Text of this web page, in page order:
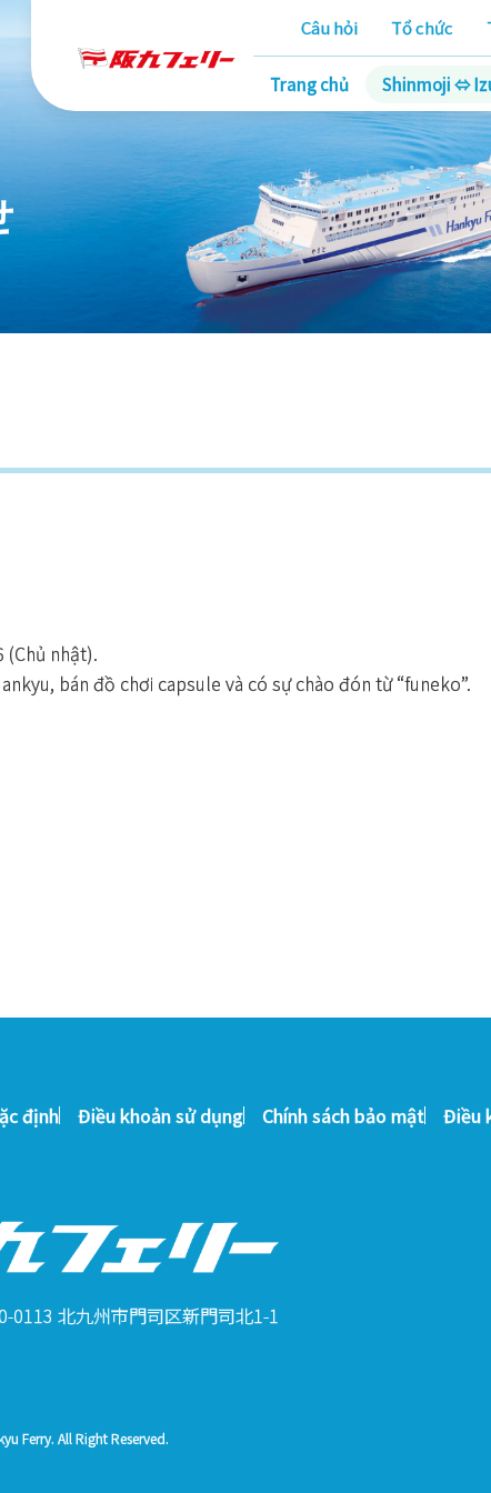
Câu hỏi Tổ chức
Trang chủ Shinmoji ⇔
(Chủ nhật).
bán đồ chơi capsule và có sự chào đón từ “funeko”.
định Điều khoản sử dụng Chính sách bảo mật Điều
0113 北九州市門司区新門司北1-1
Ferry. All Right Reserved.